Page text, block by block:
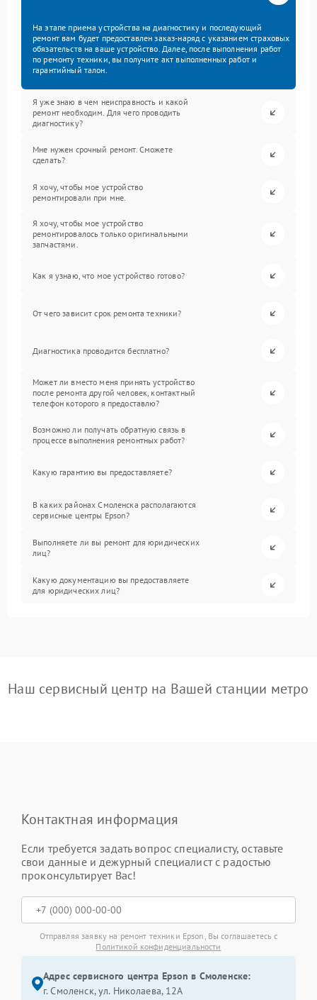
На этапе приема устройства на диагностику и последующий
ремонт вам будет предоставлен заказ-наряд с указанием страховых
обязательств на ваше устройство. Далее, после выполнения работ
по ремонту техники, вы получите акт выполненных работ и
гарантийный талон.
Я уже знаю в чем неисправность и какой
ремонт необходим. Для чего проводить
диагностику?
Мне нужен срочный ремонт. Сможете
сделать?
Я хочу, чтобы мое устройство
ремонтировали при мне.
Я хочу, чтобы мое устройство
ремонтировалось только оригинальными
запчастями.
Как я узнаю, что мое устройство готово?
От чего зависит срок ремонта техники?
Диагностика проводится бесплатно?
Может ли вместо меня принять устройство
после ремонта другой человек, контактный
телефон которого я предоставлю?
Возможно ли получать обратную связь в
процессе выполнения ремонтных работ?
Какую гарантию вы предоставляете?
В каких районах Смоленска располагаются
сервисные центры Epson?
Выполняете ли вы ремонт для юридических
лиц?
Какую документацию вы предоставляете
для юридических лиц?
Наш сервисный центр на Вашей станции метро
Контактная информация
Если требуется задать вопрос специалисту, оставьте
свои данные и дежурный специалист с радостью
проконсультирует Вас!
Отправляя заявку на ремонт техники Epson, Вы соглашаетесь с
Политикой конфиденциальности
Адрес сервисного центра Epson в Смоленске:
г. Смоленск, ул. Николаева, 12А